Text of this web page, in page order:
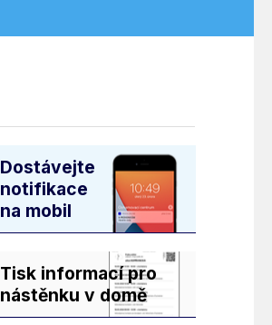
Dostávejte
notifikace
na mobil
Tisk informací pro
nástěnku v domě